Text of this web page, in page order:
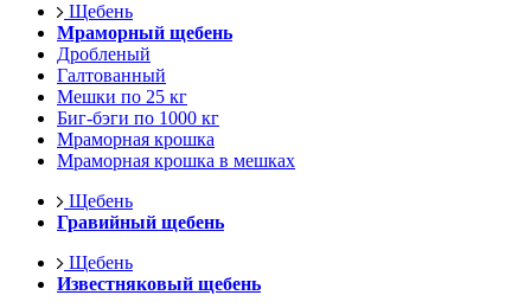
Щебень
Мраморный щебень
Дробленый
Галтованный
Мешки по 25 кг
Биг-бэги по 1000 кг
Мраморная крошка
Мраморная крошка в мешках
Щебень
Гравийный щебень
Щебень
Известняковый щебень